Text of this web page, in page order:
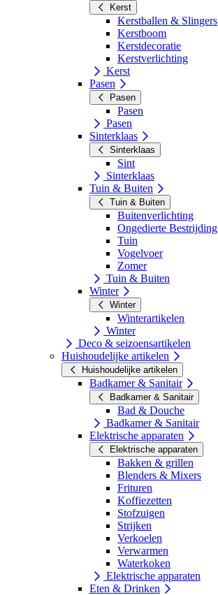
Kerst
Kerstballen & Slingers
Kerstboom
Kerstdecoratie
Kerstverlichting
Kerst
Pasen
Pasen
Pasen
Pasen
Sinterklaas
Sinterklaas
Sint
Sinterklaas
Tuin & Buiten
Tuin & Buiten
Buitenverlichting
Ongedierte Bestrijding
Tuin
Vogelvoer
Zomer
Tuin & Buiten
Winter
Winter
Winterartikelen
Winter
Deco & seizoensartikelen
Huishoudelijke artikelen
Huishoudelijke artikelen
Badkamer & Sanitair
Badkamer & Sanitair
Bad & Douche
Badkamer & Sanitair
Elektrische apparaten
Elektrische apparaten
Bakken & grillen
Blenders & Mixers
Frituren
Koffiezetten
Stofzuigen
Strijken
Verkoelen
Verwarmen
Waterkoken
Elektrische apparaten
Eten & Drinken